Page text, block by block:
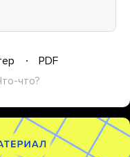
PDF
что?